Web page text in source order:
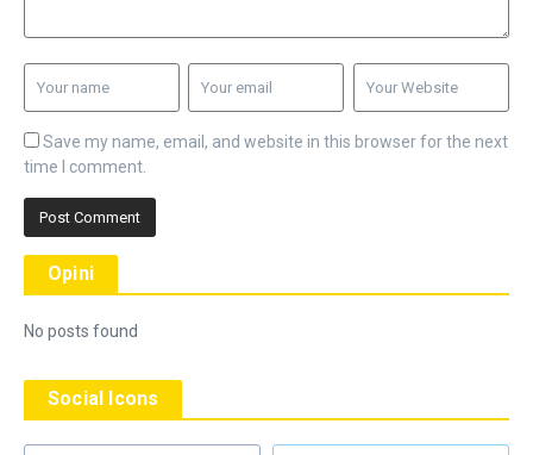
Save my name, email, and website in this browser for the next
time I comment.
Opini
No posts found
Social Icons